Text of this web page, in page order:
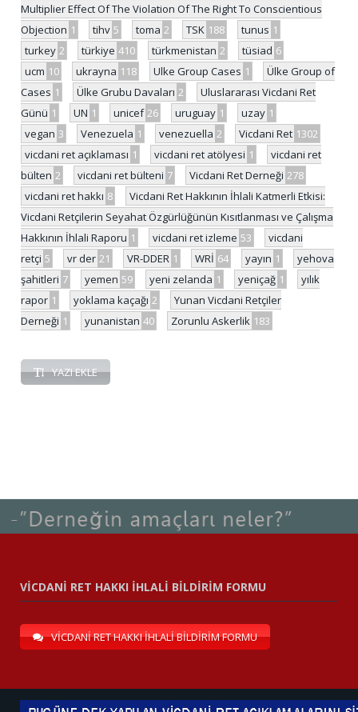
Multiplier Effect Of The Violation Of The Right To Conscientious
Objection 1 tihv 5 toma 2 TSK 188 tunus 1
turkey 2 türkiye 410 türkmenistan 2 tüsiad 6
ucm 10 ukrayna 118 Ulke Group Cases 1
Ülke Group of
Cases 1 Ülke Grubu Davaları 2
Uluslararası Vicdani Ret
Günü 1 UN 1 unicef 26 uruguay 1 uzay 1
vegan 3 Venezuela 1 venezuella 2 Vicdani Ret 1302
vicdani ret açıklaması 1 vicdani ret atölyesi 1
vicdani ret
bülten 2 vicdani ret bülteni 7 Vicdani Ret Derneği 278
vicdani ret hakkı 8
Vicdani Ret Hakkının İhlali Katmerli Etkisi:
Vicdani Retçilerin Seyahat Özgürlüğünün Kısıtlanması ve Çalışma
Hakkının İhlali Raporu 1 vicdani ret izleme 53
vicdani
retçi 5 vr der 21 VR-DDER 1 WRİ 64 yayın 1
yehova
şahitleri 7 yemen 59 yeni zelanda 1 yeniçağ 1
yılık
rapor 1 yoklama kaçağı 2
Yunan Vicdani Retçiler
Derneği 1 yunanistan 40 Zorunlu Askerlik 183
YAZI EKLE
VİCDANİ RET HAKKI İHLALİ BİLDİRİM FORMU
VİCDANİ RET HAKKI İHLALİ BİLDİRİM FORMU